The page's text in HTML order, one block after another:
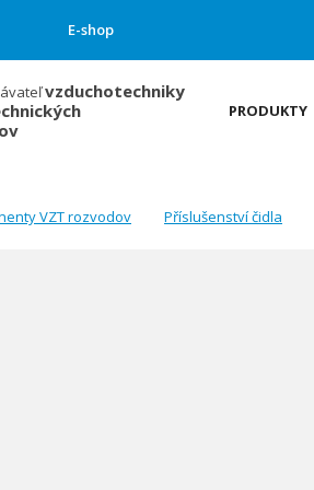
E-shop
vzduchotechniky
PRODUKTY
VZT rozvodov Příslušenství čidla